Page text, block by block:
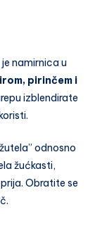
namirnica u
pirinčem i
izblendirate
odnosno
žućkasti,
Obratite se